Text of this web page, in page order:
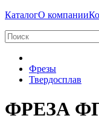
КаталогО компании
Фрезы
Твердосплав
ФРЕЗА